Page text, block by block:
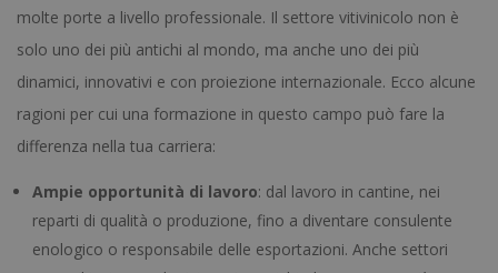
molte porte a livello professionale. Il settore vitivinicolo non è
solo uno dei più antichi al mondo, ma anche uno dei più
dinamici, innovativi e con proiezione internazionale. Ecco alcune
ragioni per cui una formazione in questo campo può fare la
differenza nella tua carriera:
Ampie opportunità di lavoro: dal lavoro in cantine, nei
reparti di qualità o produzione, fino a diventare consulente
enologico o responsabile delle esportazioni. Anche settori